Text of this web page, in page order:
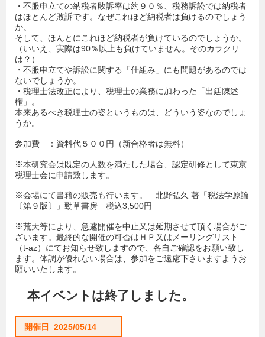
・不服申立ての納税者敗訴率は約９０％、税務訴訟では納税者
はほとんど敗訴です。なぜこれほど納税者は負けるのでしょう
か。
そして、ほんとにこれほど納税者が負けているのでしょうか。
（いいえ、実際は90％以上も負けていません。そのカラクリ
は？）
・不服申立てや訴訟に関する「仕組み」にも問題があるのでは
ないでしょうか。
・税理士法改正により、税理士の業務に加わった「出廷陳述
権」。
本来あるべき税理士の姿というものは、どういう姿なのでしょ
うか。
参加費 ：資料代５００円（新合格者は無料）
※本研究会は既定の人数を満たした場合、認定研修として東京
税理士会に申請致します。
※会場にて書籍の販売も行います。 北野弘久 著「税法学原論
〔第９版〕」勁草書房 税込3,500円
※荒天等により、急遽開催を中止又は延期させて頂く場合がご
ざいます。最終的な開催の可否はＨＰ又はメーリングリスト
（t-az）にてお知らせ致しますので、各自ご確認をお願い致し
ます。体調が優れない場合は、参加をご遠慮下さいますようお
願いいたします。
本イベントは終了しました。
開催日 2025/05/14